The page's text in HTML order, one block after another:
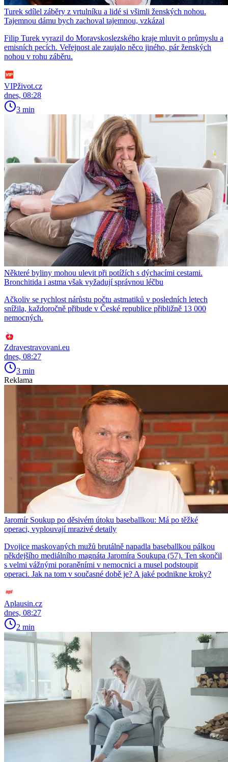
Turek sdílel záběry z vrtulníku a lidé si všimli ženských nohou.
Tajemnou dámu bych zachoval tajemnou, vzkázal
Filip Turek vyrazil do Moravskoslezského kraje mluvit o průmyslu a
emisních pecích. Veřejnost ale zaujalo něco jiného, pár ženských
nohou v rohu záběru.
VIPživot.cz
dnes, 08:28
3 min
Některé byliny mohou ulevit při potížích s dýchacími cestami.
Bronchitida i astma však vyžadují správnou léčbu
Ačkoliv se rychlost nárůstu počtu astmatiků v posledních letech
snížila, každoročně přibude v České republice přibližně 13 000
nemocných.
Zdravestravovani.eu
dnes, 08:27
3 min
Reklama
Jaromír Soukup po děsivém útoku baseballkou: Má po těžké
operaci, vyplouvají mrazivé detaily
Dvojice maskovaných mužů brutálně napadla baseballkou pálkou
někdejšího mediálního magnáta Jaromíra Soukupa (57). Ten skončil
s velmi vážnými poraněními v nemocnici a musel podstoupit
operaci. Jak na tom v současné době je? A jaké podnikne kroky?
Aplausin.cz
dnes, 08:27
2 min